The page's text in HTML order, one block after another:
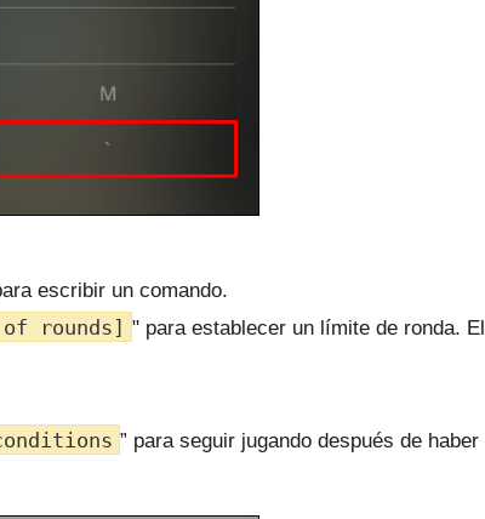
escribir un comando.
of rounds] " para establecer un límite de ronda. El
” para seguir jugando después de haber